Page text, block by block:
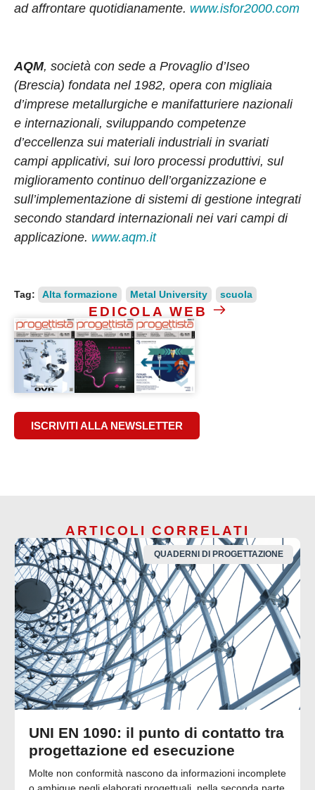
ad affrontare quotidianamente. www.isfor2000.com
AQM, società con sede a Provaglio d’Iseo
(Brescia) fondata nel 1982, opera con migliaia
d’imprese metallurgiche e manifatturiere nazionali
e internazionali, sviluppando competenze
d’eccellenza sui materiali industriali in svariati
campi applicativi, sui loro processi produttivi, sul
miglioramento continuo dell’organizzazione e
sull’implementazione di sistemi di gestione integrati
secondo standard internazionali nei vari campi di
applicazione. www.aqm.it
Tag: Alta formazione Metal University scuola
EDICOLA WEB
ISCRIVITI ALLA NEWSLETTER
ARTICOLI CORRELATI
QUADERNI DI PROGETTAZIONE
UNI EN 1090: il punto di contatto tra
progettazione ed esecuzione
Molte non conformità nascono da informazioni incomplete